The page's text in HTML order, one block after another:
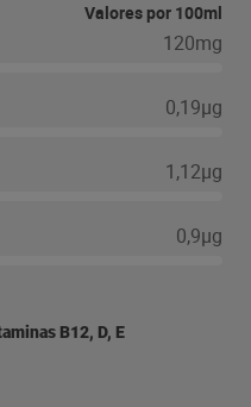
Valores por 100ml
120mg
0,19µg
1,12µg
0,9µg
B12, D, E